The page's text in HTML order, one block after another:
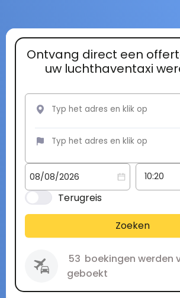
Ontvang direct een
uw luchthaventaxi
Terugreis
Zoeken
53 boekingen werden
geboekt